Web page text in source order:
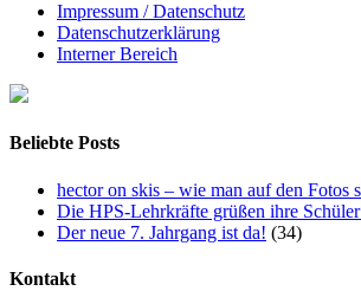
Impressum / Datenschutz
Datenschutzerklärung
Interner Bereich
Beliebte Posts
hector on skis – wie man auf den Fotos
Die HPS-Lehrkräfte grüßen ihre
Der neue 7. Jahrgang ist da! (34)
Kontakt